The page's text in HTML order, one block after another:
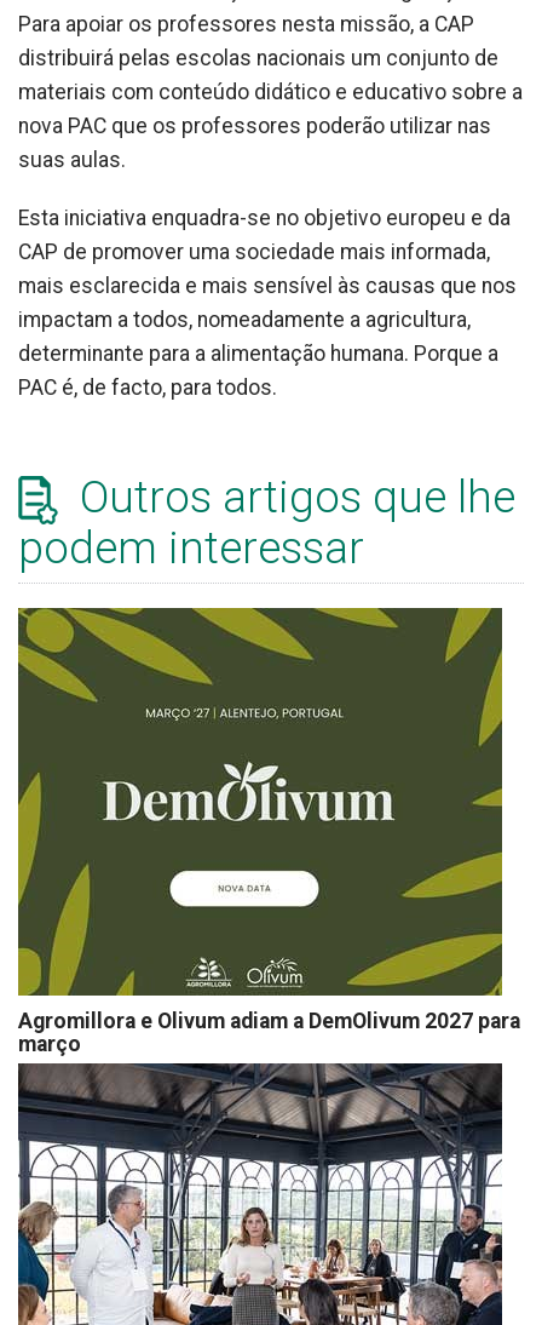
Para apoiar os professores nesta missão, a CAP
distribuirá pelas escolas nacionais um conjunto de
materiais com conteúdo didático e educativo sobre a
nova PAC que os professores poderão utilizar nas
suas aulas.
Esta iniciativa enquadra-se no objetivo europeu e da
CAP de promover uma sociedade mais informada,
mais esclarecida e mais sensível às causas que nos
impactam a todos, nomeadamente a agricultura,
determinante para a alimentação humana. Porque a
PAC é, de facto, para todos.
Outros artigos que lhe
podem interessar
Agromillora e Olivum adiam a DemOlivum 2027 para
março